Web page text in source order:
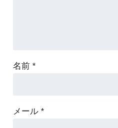
名前 *
メール *